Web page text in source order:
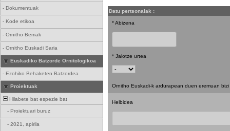
- Dokumentuak
- Kode etikoa
- Ornitho Berriak
- Ornitho Euskadi Saria
Euskadiko Batzorde Ornitologikoa
- Ezohiko Behaketen Batzordea
Proiektuak
Hilabete bat espezie bat
- Proiektuari buruz
- 2021, apirila
Datu pertsonalak :
* Abizena
* Jaiotze urtea
Ornitho Euskadi-k ardurapean duen eremuan
Helbidea